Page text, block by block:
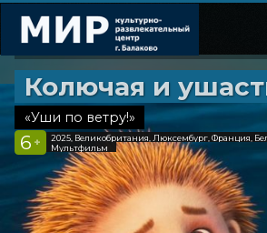
Колючая и
«Уши по ветру!»
6 +
2025, Великобритания, Люксембург, Франция,
Мультфильм